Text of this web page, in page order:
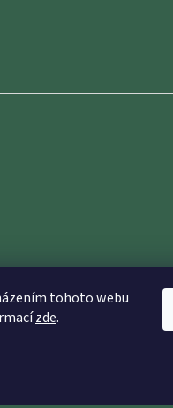
tohoto webu
zde.